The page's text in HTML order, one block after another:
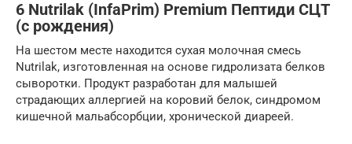
6 Nutrilak (InfaPrim) Premium Пептиди СЦТ
(с рождения)
На шестом месте находится сухая молочная смесь
Nutrilak, изготовленная на основе гидролизата белков
сыворотки. Продукт разработан для малышей
страдающих аллергией на коровий белок, синдромом
кишечной мальабсорбции, хронической диареей.